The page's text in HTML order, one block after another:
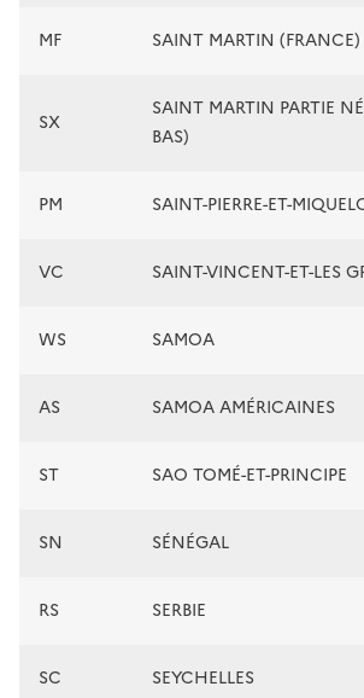
MF SAINT MARTIN (FRANCE)
SX
SAINT MARTIN PARTIE
BAS)
PM SAINT-PIERRE-ET-
VC SAINT-VINCENT-ET-LES
WS SAMOA
AS SAMOA AMÉRICAINES
ST SAO TOMÉ-ET-PRINCIPE
SN SÉNÉGAL
RS SERBIE
SC SEYCHELLES